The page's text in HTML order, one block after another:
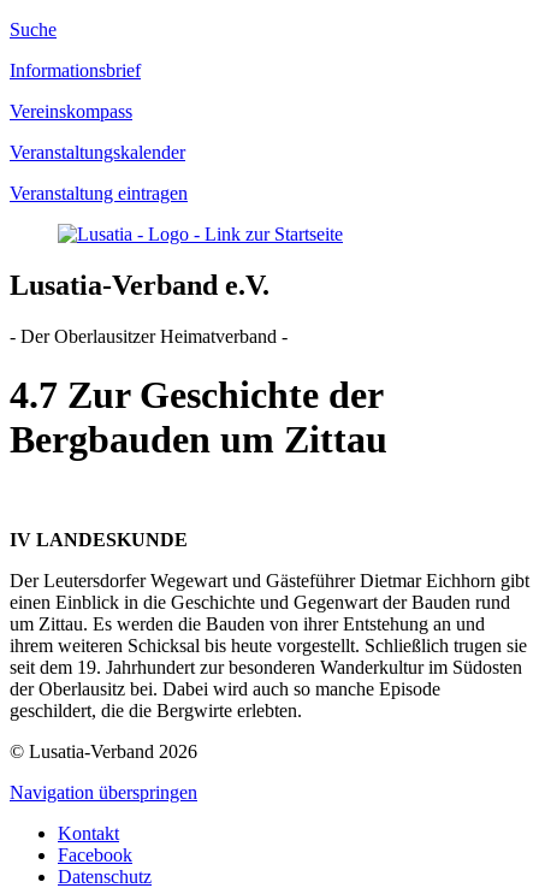
Suche
Informationsbrief
Vereinskompass
Veranstaltungskalender
Veranstaltung eintragen
Lusatia-Verband e.V.
- Der Oberlausitzer Heimatverband -
4.7 Zur Geschichte der
Bergbauden um Zittau
IV LANDESKUNDE
Der Leutersdorfer Wegewart und Gästeführer Dietmar Eichhorn gibt
einen Einblick in die Geschichte und Gegenwart der Bauden rund
um Zittau. Es werden die Bauden von ihrer Entstehung an und
ihrem weiteren Schicksal bis heute vorgestellt. Schließlich trugen sie
seit dem 19. Jahrhundert zur besonderen Wanderkultur im Südosten
der Oberlausitz bei. Dabei wird auch so manche Episode
geschildert, die die Bergwirte erlebten.
© Lusatia-Verband 2026
Navigation überspringen
Kontakt
Facebook
Datenschutz